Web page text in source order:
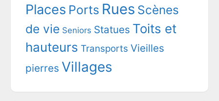
Places Ports Rues Scènes
de vie Seniors Statues Toits et
hauteurs Transports Vieilles
pierres Villages